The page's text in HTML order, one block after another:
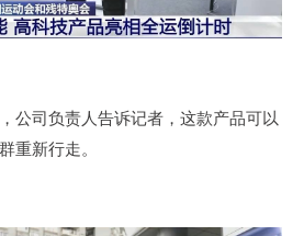
公司负责人告诉记者，这款产品可以
重新行走。